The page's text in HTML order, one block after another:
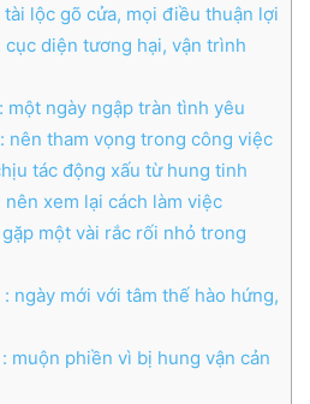
tài lộc gõ cửa, mọi điều thuận lợi
cục diện tương hại, vận trình
một ngày ngập tràn tình yêu
nên tham vọng trong công việc
tác động xấu từ hung tinh
nên xem lại cách làm việc
một vài rắc rối nhỏ trong
ngày mới với tâm thế hào hứng,
muộn phiền vì bị hung vận cản